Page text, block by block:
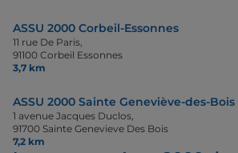
ASSU 2000 Corbeil-Essonnes
11 rue De Paris,
91100 Corbeil Essonnes
3,7 km
ASSU 2000 Sainte Geneviève-des-Bois
1 avenue Jacques Duclos,
91700 Sainte Genevieve Des Bois
7,2 km